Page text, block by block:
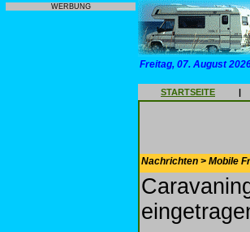
WERBUNG
Freitag, 07. August
STARTSEITE |
Nachrichten > Mobile